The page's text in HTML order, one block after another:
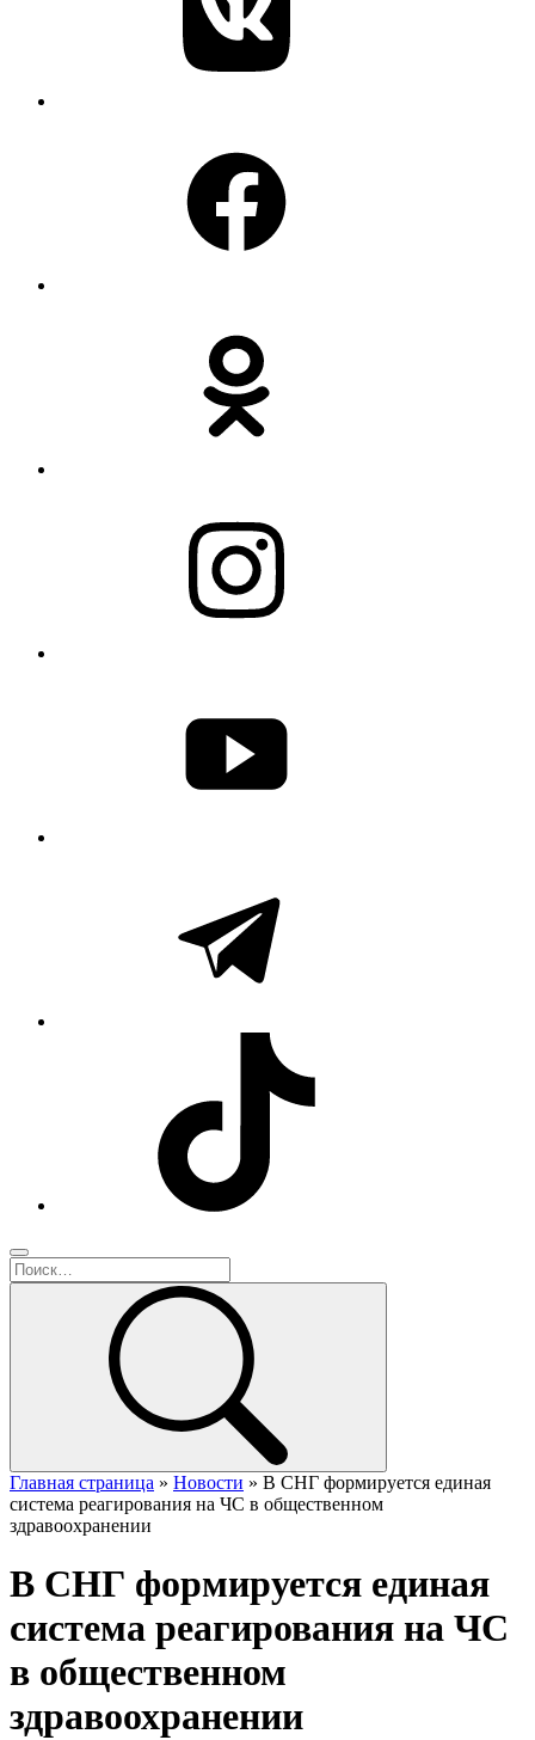
Главная страница » Новости » В СНГ формируется единая
система реагирования на ЧС в общественном
здравоохранении
В СНГ формируется единая
система реагирования на ЧС
в общественном
здравоохранении